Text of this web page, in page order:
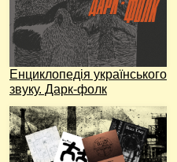
Енциклопедія українського
звуку. Дарк-фолк